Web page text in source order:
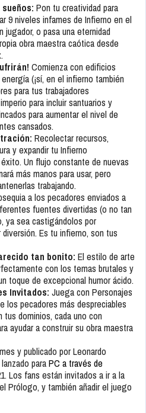
Pon tu creatividad para
9 niveles infames de Infierno en el
jugador, o pasa una eternidad
obra maestra caótica desde
Comienza con edificios
(¡sí, en el infierno también
para tus trabajadores
para incluir santuarios y
para aumentar el nivel de
cansados.
Recolectar recursos,
y expandir tu Infierno
Un flujo constante de nuevas
más manos para usar, pero
trabajando.
a los pecadores enviados a
fuentes divertidas (o no tan
ya sea castigándolos por
Es tu infierno, son tus
tan bonito: El estilo de arte
con los temas brutales y
toque de excepcional humor ácido.
Invitados: Juega con Personajes
los pecadores más despreciables
dominios, cada uno con
ayudar a construir su obra maestra
y publicado por Leonardo
paraPC a través de
Los fans están invitados a ir a la
Prólogo, y también añadir el juego